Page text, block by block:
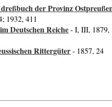
der Provinz
1932, 411
Deutschen Reiche- I, III, 1879,
Rittergüter- 1857, 24